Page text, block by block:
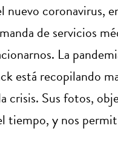
coronavirus,
de servicios
La
está recopilando
Sus fotos,
y nos